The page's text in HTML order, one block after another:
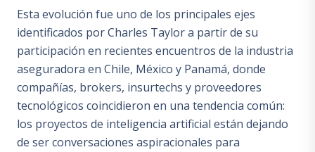
Esta evolución fue uno de los principales ejes
identificados por Charles Taylor a partir de su
participación en recientes encuentros de la industria
aseguradora en Chile, México y Panamá, donde
compañías, brokers, insurtechs y proveedores
tecnológicos coincidieron en una tendencia común:
los proyectos de inteligencia artificial están dejando
de ser conversaciones aspiracionales para